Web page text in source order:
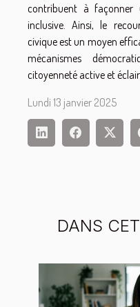
DANS
contribuent à façonner
inclusive. Ainsi, le
civique est un moyen
mécanismes
citoyenneté active et
Lundi 13 janvier 2025